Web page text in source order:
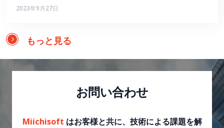
2023年9月27日
もっと見る
お問い合わせ
Miichisoft はお客様と共に、技術による課題を解